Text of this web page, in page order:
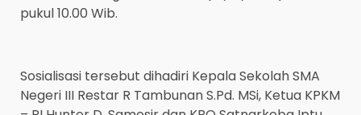
pukul 10.00 Wib.
Sosialisasi tersebut dihadiri Kepala Sekolah SMA
Negeri III Restar R Tambunan S.Pd. MSi, Ketua KPKM